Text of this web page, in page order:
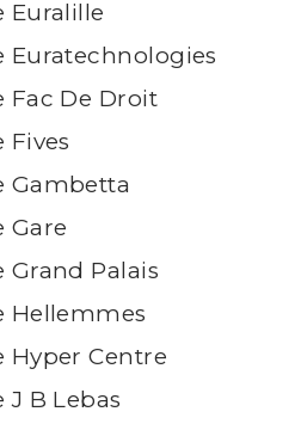
Euralille
De Droit
Gambetta
Gare
Palais
Hellemmes
Centre
B Lebas